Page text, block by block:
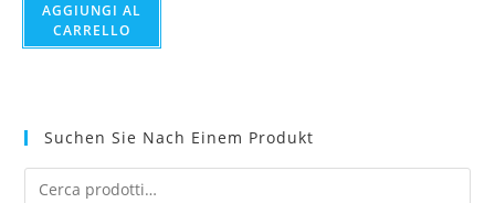
AGGIUNGI AL
CARRELLO
Suchen Sie Nach Einem Produkt